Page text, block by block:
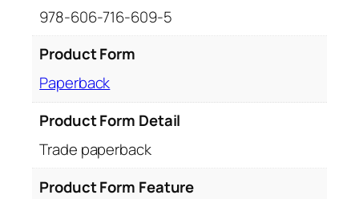
978-606-716-609-5
Product Form
Paperback
Product Form Detail
Trade paperback
Product Form Feature